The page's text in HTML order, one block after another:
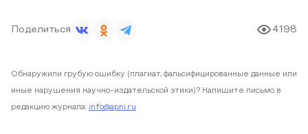
Поделиться 4198
Обнаружили грубую ошибку (плагиат, фальсифицированные данные или
иные нарушения научно-издательской этики)? Напишите письмо в
редакцию журнала: info@apni.ru